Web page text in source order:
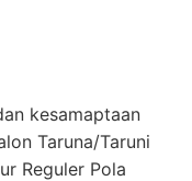
kesamaptaan
Taruna/Taruni
Reguler Pola